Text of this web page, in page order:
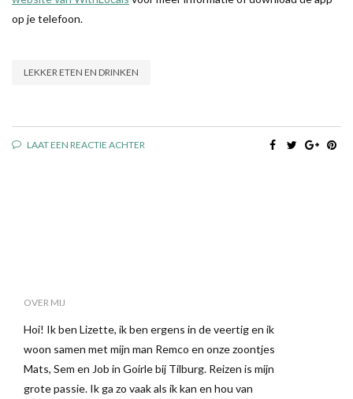
op je telefoon.
LEKKER ETEN EN DRINKEN
LAAT EEN REACTIE ACHTER
OVER MIJ
Hoi! Ik ben Lizette, ik ben ergens in de veertig en ik
woon samen met mijn man Remco en onze zoontjes
Mats, Sem en Job in Goirle bij Tilburg. Reizen is mijn
grote passie. Ik ga zo vaak als ik kan en hou van